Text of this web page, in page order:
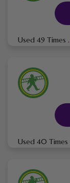
Used 49 Times .
Used 40 Times